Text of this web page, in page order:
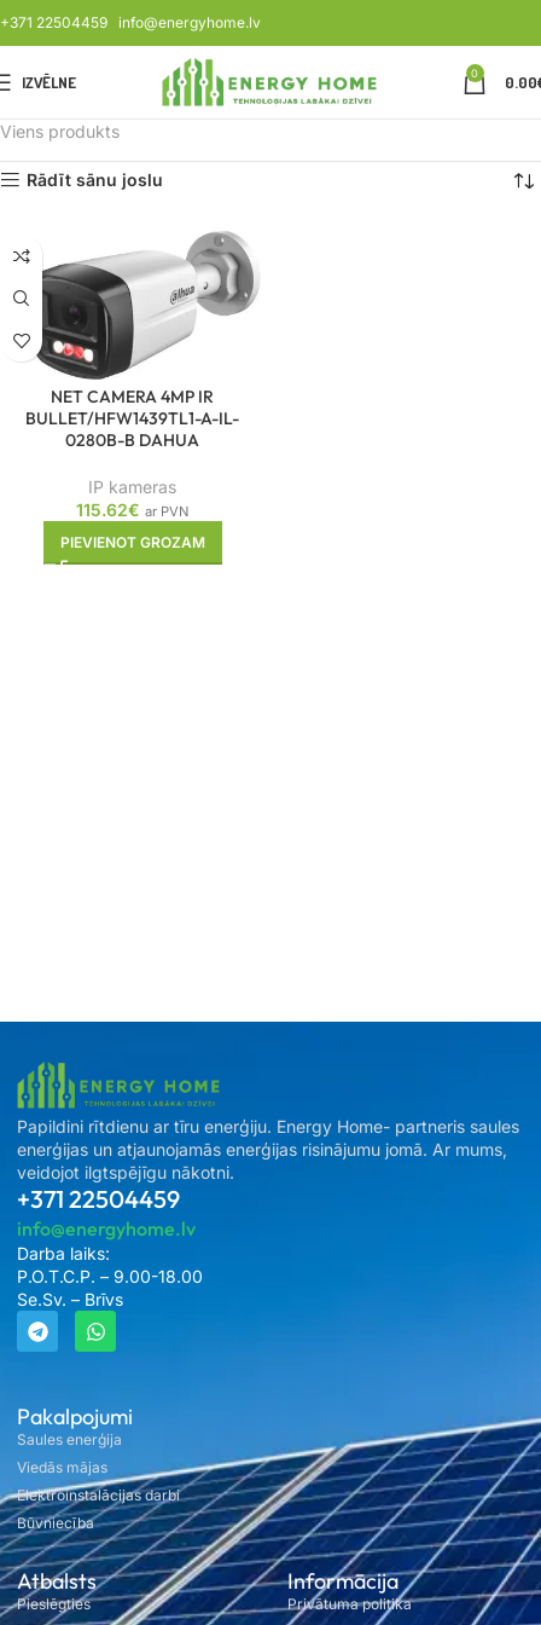
+371 22504459 info@energyhome.lv
IZVĒLNE 0 0.00
Viens produkts
Rādīt sānu joslu
NET CAMERA 4MP IR
BULLET/HFW1439TL1-A-IL-
0280B-B DAHUA
IP kameras
115.62€ ar PVN
PIEVIENOT GROZAM
Pakalpojumi
Saules enerģija
Viedās mājas
Elektroinstalācijas darbi
Būvniecība
Atbalsts
Pieslēgties
Informācija
Privātuma politika
Papildini rītdienu ar tīru enerģiju. Energy Home- partneris saules
enerģijas un atjaunojamās enerģijas risinājumu jomā. Ar mums,
veidojot ilgtspējīgu nākotni.
+371 22504459
info@energyhome.lv
Darba laiks:
P.O.T.C.P. – 9.00-18.00
Se.Sv. – Brīvs